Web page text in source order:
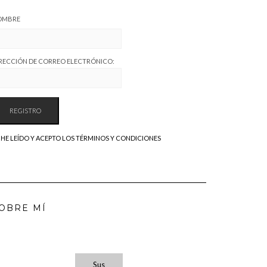
DE CORREO ELECTRÓNICO:
HE LEÍDO Y ACEPTO LOS TÉRMINOS Y CONDICIONES
MÍ
Sus